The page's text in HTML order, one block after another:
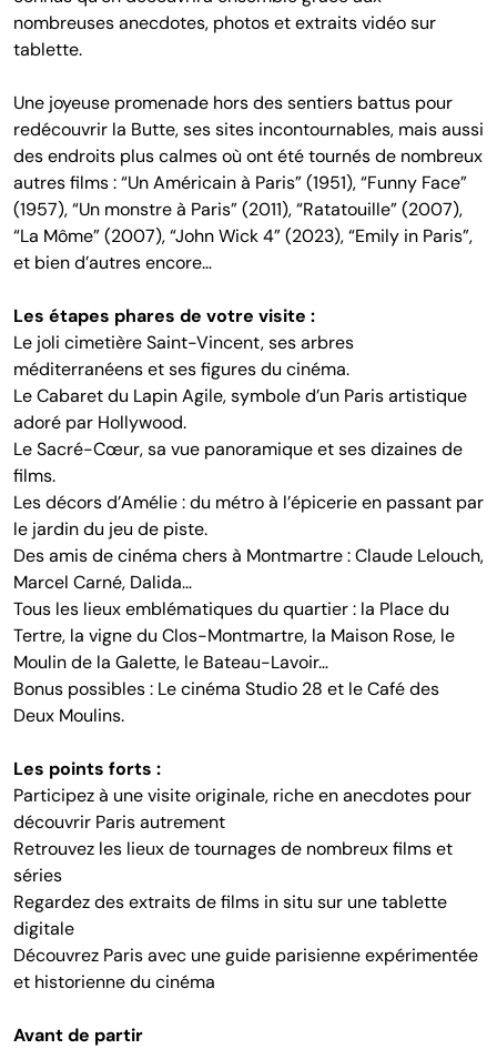
nombreuses anecdotes, photos et extraits vidéo sur
tablette.
Une joyeuse promenade hors des sentiers battus pour
redécouvrir la Butte, ses sites incontournables, mais aussi
des endroits plus calmes où ont été tournés de nombreux
autres films : “Un Américain à Paris” (1951), “Funny Face”
(1957), “Un monstre à Paris” (2011), “Ratatouille” (2007),
“La Môme” (2007), “John Wick 4” (2023), “Emily in Paris”,
et bien d’autres encore…
Les étapes phares de votre visite :
Le joli cimetière Saint-Vincent, ses arbres
méditerranéens et ses figures du cinéma.
Le Cabaret du Lapin Agile, symbole d’un Paris artistique
adoré par Hollywood.
Le Sacré-Cœur, sa vue panoramique et ses dizaines de
films.
Les décors d’Amélie : du métro à l’épicerie en passant par
le jardin du jeu de piste.
Des amis de cinéma chers à Montmartre : Claude Lelouch,
Marcel Carné, Dalida…
Tous les lieux emblématiques du quartier : la Place du
Tertre, la vigne du Clos-Montmartre, la Maison Rose, le
Moulin de la Galette, le Bateau-Lavoir…
Bonus possibles : Le cinéma Studio 28 et le Café des
Deux Moulins.
Les points forts :
Participez à une visite originale, riche en anecdotes pour
découvrir Paris autrement
Retrouvez les lieux de tournages de nombreux films et
séries
Regardez des extraits de films in situ sur une tablette
digitale
Découvrez Paris avec une guide parisienne expérimentée
et historienne du cinéma
Avant de partir